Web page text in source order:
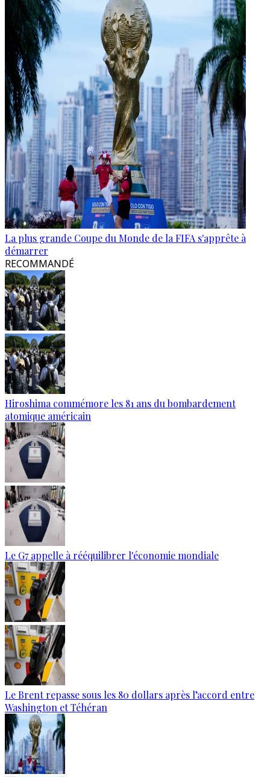
La plus grande Coupe du Monde de la FIFA s'apprête à
démarrer
RECOMMANDÉ
Hiroshima commémore les 81 ans du bombardement
atomique américain
Le G7 appelle à rééquilibrer l'économie mondiale
Le Brent repasse sous les 80 dollars après l’accord entre
Washington et Téhéran